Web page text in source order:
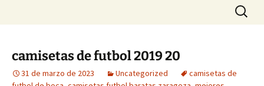
Buscar:
camisetas de futbol 2019 20
31 de marzo de 2023 Uncategorized
camisetas de